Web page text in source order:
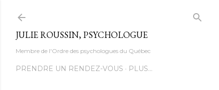
JULIE ROUSSIN, PSYCHOLOGUE
Membre de l'Ordre des psychologues du Québec
PRENDRE UN RENDEZ-VOUS PLUS…